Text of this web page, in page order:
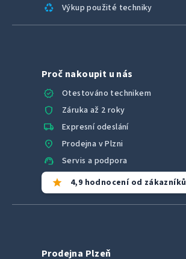
recycling Výkup použité techniky
Proč nakoupit u nás
verified
Otestováno technikem
shield Záruka až 2 roky
local_shipping Expresní odeslání
location_on Prodejna v Plzni
support_agent Servis a podpora
star 4,9 hodnocení od zákazníků
Prodejna Plzeň